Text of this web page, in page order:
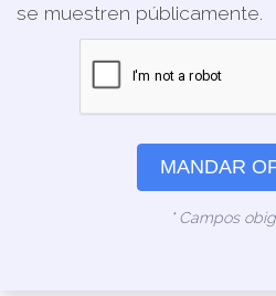
se muestren públicamente.
MANDAR
* Campos